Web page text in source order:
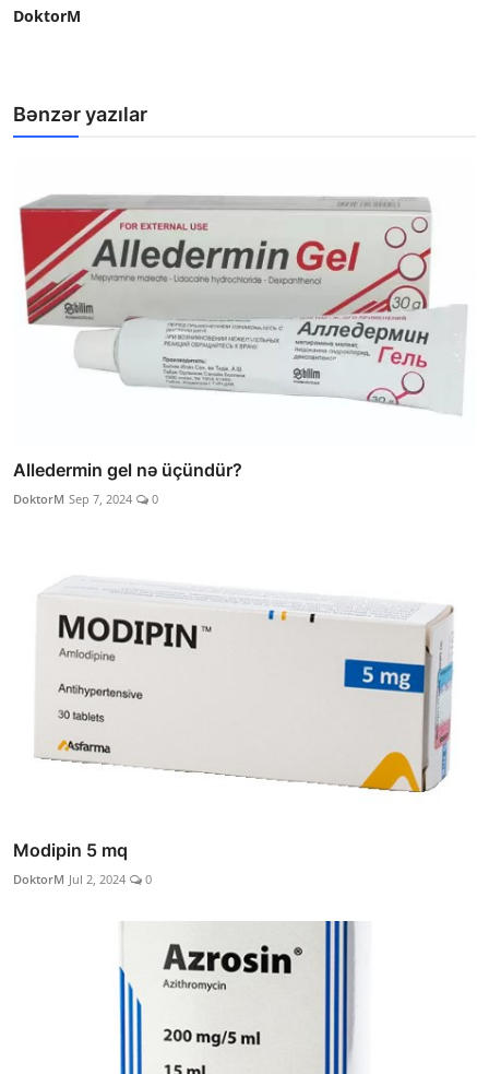
DoktorM
Bənzər yazılar
Alledermin gel nə üçündür?
DoktorM Sep 7, 2024 0
Modipin 5 mq
DoktorM Jul 2, 2024 0